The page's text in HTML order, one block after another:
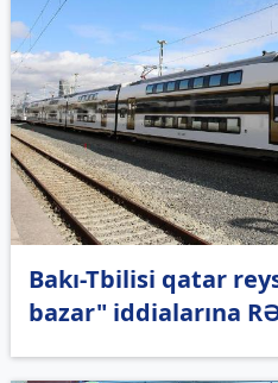
Bakı-Tbilisi qatar
bazar" iddialarına